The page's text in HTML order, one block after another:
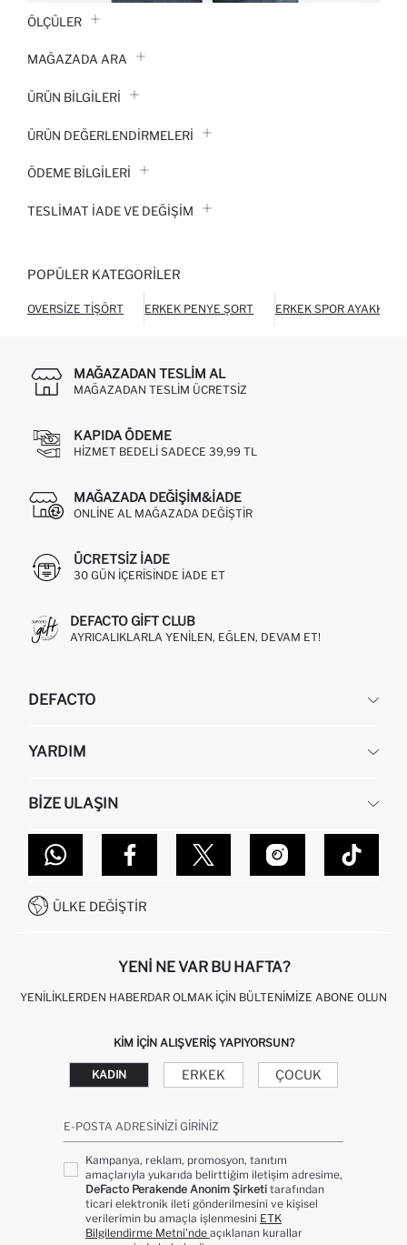
ÖLÇÜLER
MAĞAZADA ARA
ÜRÜN BILGILERI
ÜRÜN DEĞERLENDİRMELERİ
ÖDEME BİLGİLERİ
TESLIMAT İADE VE DEĞIŞIM
POPÜLER KATEGORILER
OVERSIZE TIŞÖRT ERKEK PENYE ŞORT ERKEK SPOR AYAKKABI
MAĞAZADAN TESLIM AL
MAĞAZADAN TESLIM ÜCRETSIZ
KAPIDA ÖDEME
HIZMET BEDELI SADECE 39,99 TL
MAĞAZADA DEĞIŞIM&İADE
ONLINE AL MAĞAZADA DEĞIŞTIR
ÜCRETSIZ IADE
30 GÜN IÇERISINDE IADE ET
DEFACTO GIFT CLUB
AYRICALIKLARLA YENILEN, EĞLEN, DEVAM ET!
DEFACTO
HAKKIMIZDA
KURUMSAL SATIŞ
DEFACTO TEKNOLOJI
SITEMAP
YARDIM
SIPARIŞIMI NASIL TAKIP EDERIM?
NASIL İADE EDERIM?
GIFT CLUB SIKÇA SORULAN SORULAR
İŞLEM REHBERI
KAMPANYALAR
BIZE ULAŞIN
MAĞAZALARIMIZ
İLETIŞIM FORMU
0850 333 22 86
ÜLKE DEĞIŞTIR
YENI NE VAR BU HAFTA?
YENILIKLERDEN HABERDAR OLMAK İÇIN BÜLTENIMIZE ABONE OLUN
KIM IÇIN ALIŞVERIŞ YAPIYORSUN?
KADIN ERKEK ÇOCUK
E-POSTA ADRESINIZI GIRINIZ
Kampanya, reklam, promosyon, tanıtım
amaçlarıyla yukarıda belirttiğim iletişim adresime,
DeFacto Perakende Anonim Şirketi tarafından
ticari elektronik ileti gönderilmesini ve kişisel
verilerimin bu amaçla işlenmesini ETK
Bilgilendirme Metni’nde açıklanan kurallar